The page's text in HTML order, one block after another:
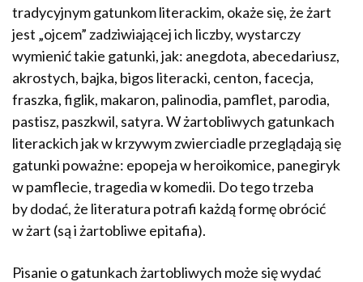
tradycyjnym gatunkom literackim, okaże się, że żart
jest „ojcem” zadziwiającej ich liczby, wystarczy
wymienić takie gatunki, jak: anegdota, abecedariusz,
akrostych, bajka, bigos literacki, centon, facecja,
fraszka, figlik, makaron, palinodia, pamflet, parodia,
pastisz, paszkwil, satyra. W żartobliwych gatunkach
literackich jak w krzywym zwierciadle przeglądają się
gatunki poważne: epopeja w heroikomice, panegiryk
w pamflecie, tragedia w komedii. Do tego trzeba
by dodać, że literatura potrafi każdą formę obrócić
w żart (są i żartobliwe epitafia).
Pisanie o gatunkach żartobliwych może się wydać